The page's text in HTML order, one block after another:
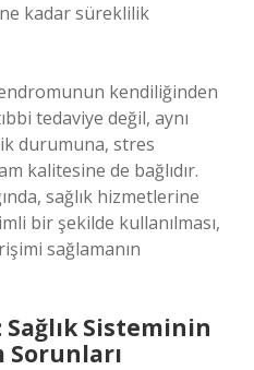
kadar süreklilik
kendiliğinden
tedaviye değil, aynı
durumuna, stres
kalitesine de bağlıdır.
sağlık hizmetlerine
bir şekilde kullanılması,
sağlamanın
Sisteminin
Sorunları